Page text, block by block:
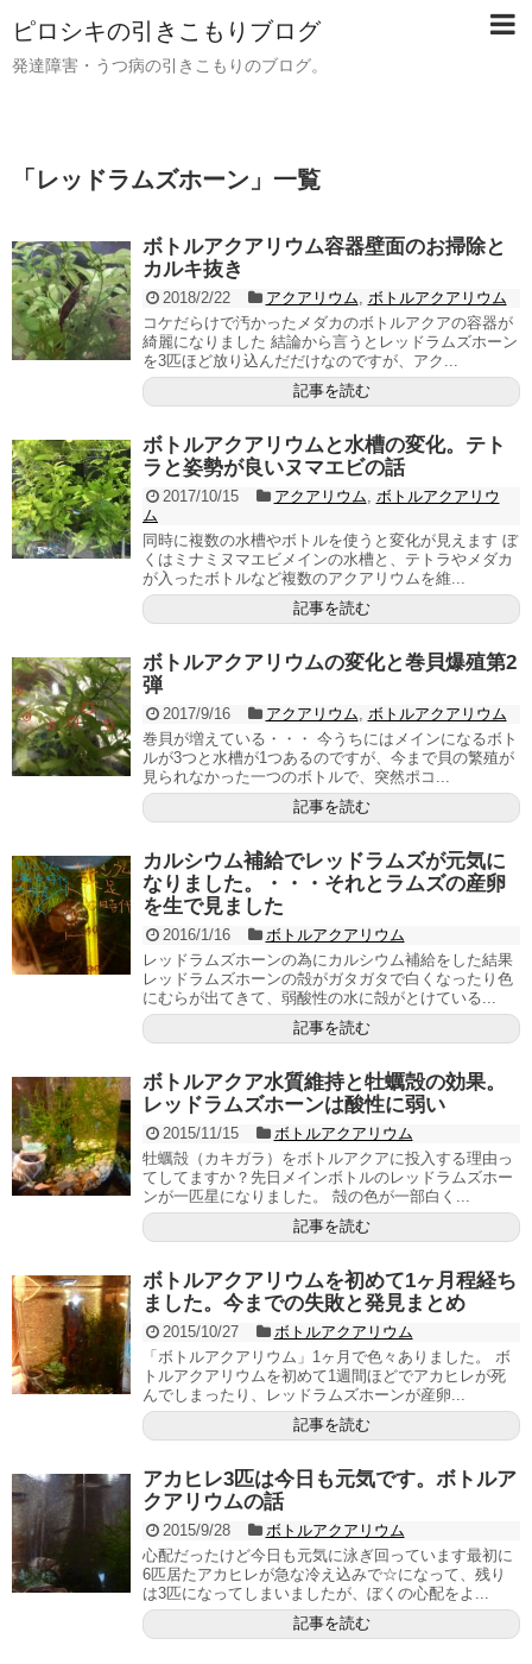
ピロシキの引きこもりブログ
発達障害・うつ病の引きこもりのブログ。
「 レッドラムズホーン 」 一覧
ボトルアクアリウム容器壁面のお掃除と
カルキ抜き
2018/2/22 アクアリウム
ボトルアクアリウム
コケだらけで汚かったメダカのボトルアクアの容器が
綺麗になりました 結論から言うとレッドラムズホーン
を3匹ほど放り込んだだけなのですが、アク...
記事を読む
ボトルアクアリウムと水槽の変化。テト
ラと姿勢が良いヌマエビの話
2017/10/15 アクアリウム
ボトルアクアリウ
ム
同時に複数の水槽やボトルを使うと変化が見えます ぼ
くはミナミヌマエビメインの水槽と、テトラやメダカ
が入ったボトルなど複数のアクアリウムを維...
記事を読む
ボトルアクアリウムの変化と巻貝爆殖第2
弾
2017/9/16 アクアリウム
ボトルアクアリウム
巻貝が増えている・・・ 今うちにはメインになるボト
ルが3つと水槽が1つあるのですが、今まで貝の繁殖が
見られなかった一つのボトルで、突然ポコ...
記事を読む
カルシウム補給でレッドラムズが元気に
なりました。・・・それとラムズの産卵
を生で見ました
2016/1/16
ボトルアクアリウム
レッドラムズホーンの為にカルシウム補給をした結果
レッドラムズホーンの殻がガタガタで白くなったり色
にむらが出てきて、弱酸性の水に殻がとけている...
記事を読む
ボトルアクア水質維持と牡蠣殻の効果。
レッドラムズホーンは酸性に弱い
2015/11/15
ボトルアクアリウム
牡蠣殻（カキガラ）をボトルアクアに投入する理由っ
てしてますか？先日メインボトルのレッドラムズホー
ンが一匹星になりました。 殻の色が一部白く...
記事を読む
ボトルアクアリウムを初めて1ヶ月程経ち
ました。今までの失敗と発見まとめ
2015/10/27
ボトルアクアリウム
「ボトルアクアリウム」1ヶ月で色々ありました。 ボ
トルアクアリウムを初めて1週間ほどでアカヒレが死
んでしまったり、レッドラムズホーンが産卵...
記事を読む
アカヒレ3匹は今日も元気です。ボトルア
クアリウムの話
2015/9/28
ボトルアクアリウム
心配だったけど今日も元気に泳ぎ回っています最初に
6匹居たアカヒレが急な冷え込みで☆になって、残り
は3匹になってしまいましたが、ぼくの心配をよ...
記事を読む